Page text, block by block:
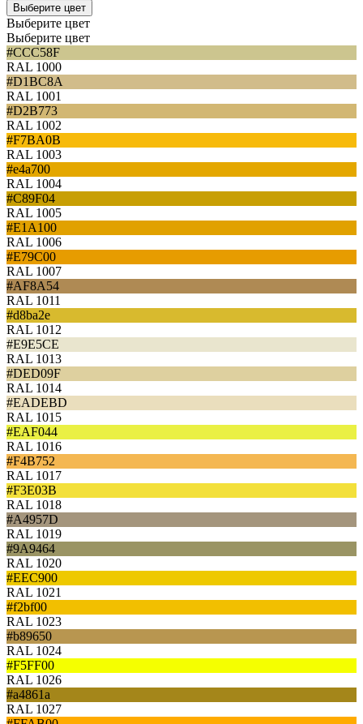
Выберите цвет
Выберите цвет
Выберите цвет
#CCC58F
RAL 1000
#D1BC8A
RAL 1001
#D2B773
RAL 1002
#F7BA0B
RAL 1003
#e4a700
RAL 1004
#C89F04
RAL 1005
#E1A100
RAL 1006
#E79C00
RAL 1007
#AF8A54
RAL 1011
#d8ba2e
RAL 1012
#E9E5CE
RAL 1013
#DED09F
RAL 1014
#EADEBD
RAL 1015
#EAF044
RAL 1016
#F4B752
RAL 1017
#F3E03B
RAL 1018
#A4957D
RAL 1019
#9A9464
RAL 1020
#EEC900
RAL 1021
#f2bf00
RAL 1023
#b89650
RAL 1024
#F5FF00
RAL 1026
#a4861a
RAL 1027